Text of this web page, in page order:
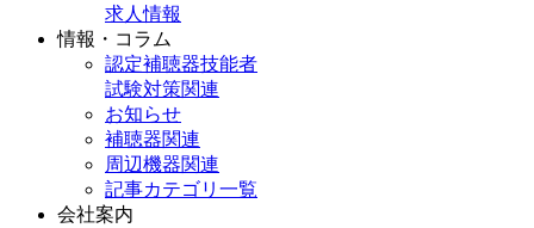
求人情報
情報・コラム
認定補聴器技能者
試験対策関連
お知らせ
補聴器関連
周辺機器関連
記事カテゴリ一覧
会社案内